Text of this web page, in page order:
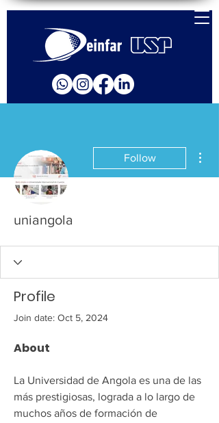
Follow
uniangola
Profile
Join date: Oct 5, 2024
About
La Universidad de Angola es una de las
más prestigiosas, lograda a lo largo de
muchos años de formación de